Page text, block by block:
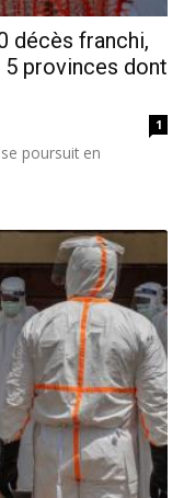
décès franchi,
5 provinces dont
1
poursuit en